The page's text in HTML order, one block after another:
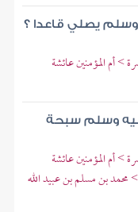
وسلم يصلي قاعدا ؟
> أم المؤمنين عائشة
وسلم سبحة
> أم المؤمنين عائشة
محمد بن مسلم بن عبيد الله